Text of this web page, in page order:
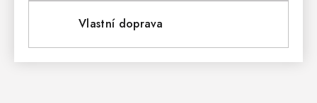
Vlastní doprava